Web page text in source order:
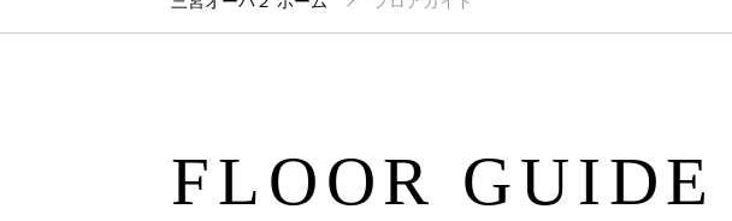
パーキング
イベント
FLOOR GUIDE